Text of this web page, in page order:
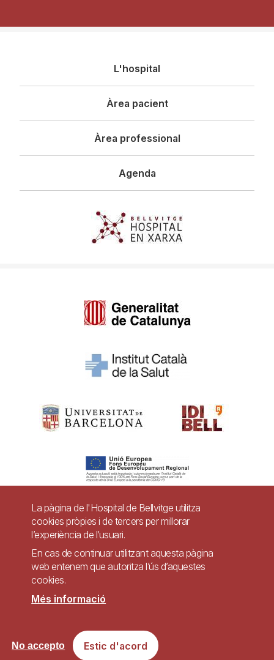
principal
L'hospital
Àrea pacient
Àrea professional
Agenda
Pie
página
Contacte
Accessibilitat Avís legal Ajuda
Lloc web accessible de conformitat amb el Reial Decret 1112/2018, de 7 de
setembre, sobre accessibilitat dels llocs web i aplicacions per a dispositius
mòbils del sector públic.
La pàgina de l'Hospital de Bellvitge utilitza
cookies pròpies i de tercers per millorar
l’experiència de l’usuari.
En cas de continuar utilitzant aquesta pàgina
web entenem que autoritza l’ús d’aquestes
cookies.
Més informació
Estic d'acord
No accepto